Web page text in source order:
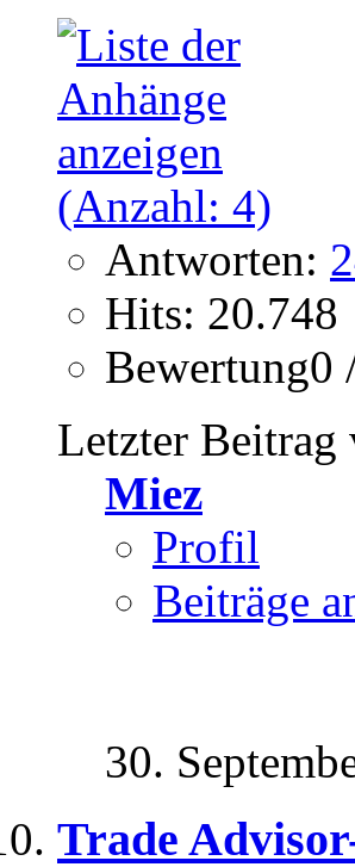
Antworten:
Hits: 20.748
Bewertung0
Letzter Beitrag
Miez
Profil
Beiträge
30.
Trade